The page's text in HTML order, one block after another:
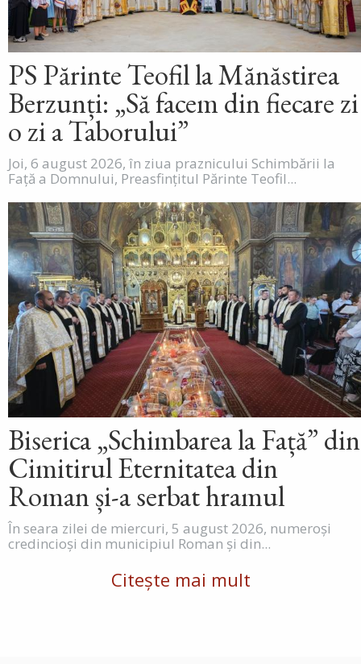
PS Părinte Teofil la Mănăstirea
Berzunți: „Să facem din fiecare zi
o zi a Taborului”
Joi, 6 august 2026, în ziua praznicului Schimbării la
Față a Domnului, Preasfințitul Părinte Teofil...
Biserica „Schimbarea la Față” din
Cimitirul Eternitatea din
Roman și-a serbat hramul
În seara zilei de miercuri, 5 august 2026, numeroși
credincioși din municipiul Roman și din...
Citește mai mult